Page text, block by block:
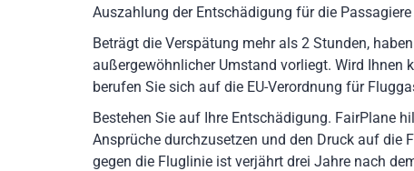
Auszahlung der Entschädigung für die Passagiere
Beträgt die Verspätung mehr als 2 Stunden,
außergewöhnlicher Umstand vorliegt. Wird Ihnen
berufen Sie sich auf die EU-Verordnung für
Bestehen Sie auf Ihre Entschädigung. FairPlane
Ansprüche durchzusetzen und den Druck auf die
gegen die Fluglinie ist verjährt drei Jahre nach